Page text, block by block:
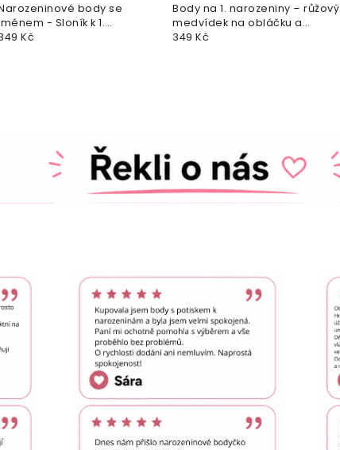
body se
- Sloník k 1.
Kč
Body na 1. narozeniny – růžový
medvídek na obláčku a
jméno dítěte
349 Kč